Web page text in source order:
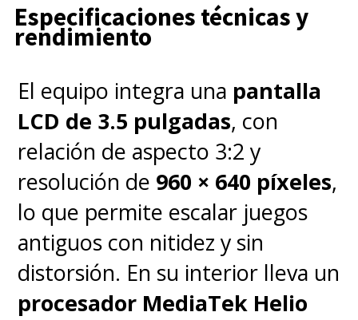
Además,Riot Games
explicando que los tramposos
podrían experimentar fallos de
hardware o inestabilidadsi
persistían en sus intentos de
hacer trampa. No obstante, la
empresa añadió que solo
quienes utilicen trampas
basadas en DMA se verán
Especificaciones técnicas y
rendimiento
El equipo integra una pantalla
LCD de 3.5 pulgadas, con
relación de aspecto 3:2 y
resolución de 960 × 640 píxeles,
lo que permite escalar juegos
antiguos con nitidez y sin
distorsión. En su interior lleva un
procesador MediaTek Helio